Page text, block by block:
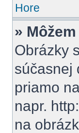
Hore
»
Obrázky
súčasnej
priamo
napr.
na